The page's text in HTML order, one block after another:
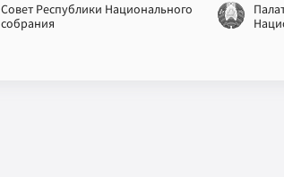
Совет Республики Национального
собрания